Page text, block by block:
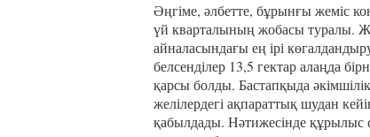
Әңгіме, әлбетте, бұрынғы жеміс
үй кварталының жобасы туралы.
айналасындағы ең ірі
белсенділер 13,5 гектар алаңда
қарсы болды. Бастапқыда
желілердегі ақпараттық шудан
қабылдады. Нәтижесінде